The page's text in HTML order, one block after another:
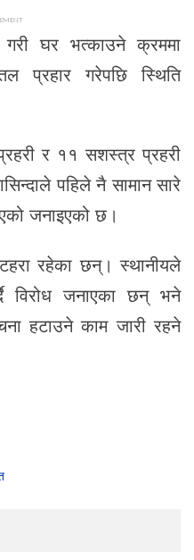
घर भत्काउने क्रममा
प्रहार गरेपछि स्थिति
र ११ सशस्त्र प्रहरी
पहिले नै सामान सारे
जनाइएको छ।
रहेका छन्। स्थानीयले
विरोध जनाएका छन् भने
हटाउने काम जारी रहने